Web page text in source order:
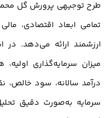
طرح توجیهی پرورش گل
تمامی ابعاد اقتصادی،
ارزشمند ارائه می‌دهد.
میزان سرمایه‌گذاری
درآمد سالانه، سود
سرمایه به‌صورت دقیق